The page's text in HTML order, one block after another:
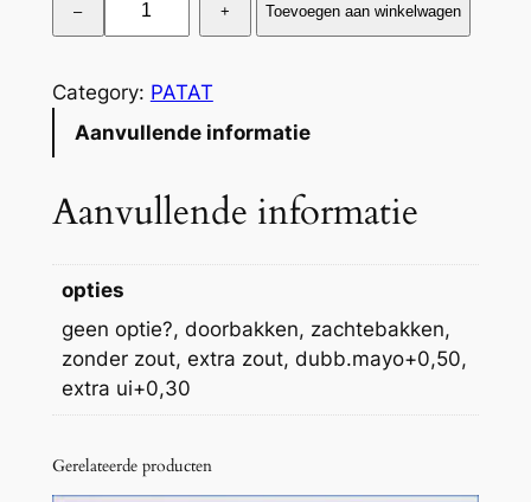
5
–
a
a
m
y
n
+ Toevoegen aan winkelwagen
Category: PATAT
Aanvullende informatie
Aanvullende informatie
opties
geen optie?, doorbakken, zachtebakken,
zonder zout, extra zout, dubb.mayo+0,50,
extra ui+0,30
Gerelateerde producten